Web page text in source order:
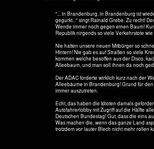
Im Mai
Allee bei Siethen. Was sind hier mal die Trabis langgehoppelt!